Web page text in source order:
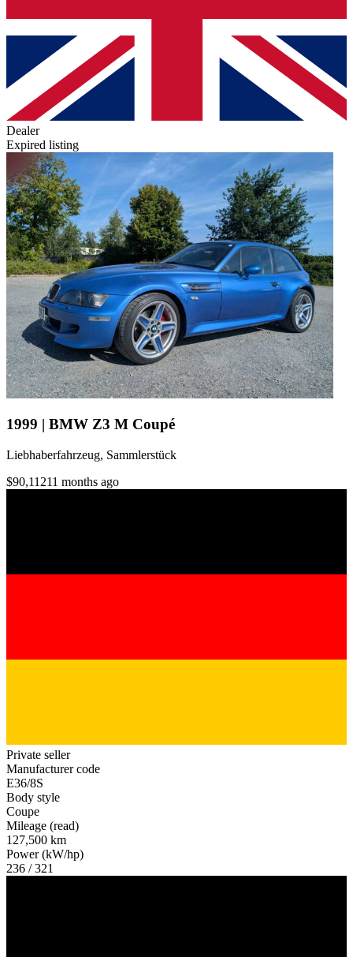
Dealer
Expired listing
1999 | BMW Z3 M Coupé
Liebhaberfahrzeug, Sammlerstück
$90,11211 months ago
Private seller
Manufacturer code
E36/8S
Body style
Coupe
Mileage (read)
127,500 km
Power (kW/hp)
236 / 321